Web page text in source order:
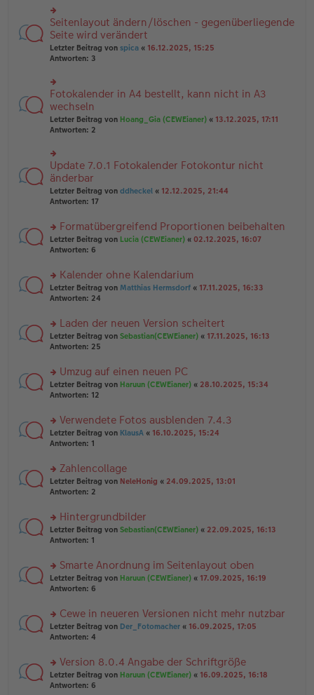
er
B
ei
tr
a
g
el
es
e
n
er
tr
a
g
rs
te
r
u
n
el
es
e
n
er
tr
a
g
Seitenlayout ändern/löschen - gegenüberliegende
Seite wird verändert
Letzter Beitrag von spica « 16.12.2025, 15:25
Antworten: 3
rs
te
r
u
n
el
es
e
n
er
tr
a
g
Fotokalender in A4 bestellt, kann nicht in A3
wechseln
Letzter Beitrag von Hoang_Gia (CEWEianer) « 13.12.2025, 17:11
Antworten: 2
rs
te
r
u
n
el
es
e
B
ei
tr
g
Update 7.0.1 Fotokalender Fotokontur nicht
änderbar
Letzter Beitrag von ddheckel « 12.12.2025, 21:44
Antworten: 17
rs
te
n
g
el
e
n
er
tr
a
g
Formatübergreifend Proportionen beibehalten
Letzter Beitrag von Lucia (CEWEianer) « 02.12.2025, 16:07
Antworten: 6
rs
te
n
g
el
e
n
er
tr
a
g
Kalender ohne Kalendarium
Letzter Beitrag von Matthias Hermsdorf « 17.11.2025, 16:33
Antworten: 24
rs
te
n
g
el
e
n
er
tr
a
g
Laden der neuen Version scheitert
Letzter Beitrag von Sebastian(CEWEianer) « 17.11.2025, 16:13
Antworten: 25
rs
te
n
g
el
e
n
er
tr
a
g
Umzug auf einen neuen PC
Letzter Beitrag von Haruun (CEWEianer) « 28.10.2025, 15:34
Antworten: 12
rs
te
n
g
el
e
n
er
tr
a
g
Verwendete Fotos ausblenden 7.4.3
Letzter Beitrag von KlausA « 16.10.2025, 15:24
Antworten: 1
rs
te
n
g
el
e
n
er
tr
a
g
Zahlencollage
Letzter Beitrag von NeleHonig « 24.09.2025, 13:01
Antworten: 2
rs
te
n
g
el
e
n
er
tr
a
g
Hintergrundbilder
Letzter Beitrag von Sebastian(CEWEianer) « 22.09.2025, 16:13
Antworten: 1
rs
te
n
g
el
e
n
er
Smarte Anordnung im Seitenlayout oben
Letzter Beitrag von Haruun (CEWEianer) « 17.09.2025, 16:19
Antworten: 6
rs
te
n
g
el
Cewe in neueren Versionen nicht mehr nutzbar
Letzter Beitrag von Der_Fotomacher « 16.09.2025, 17:05
Antworten: 4
rs
te
Version 8.0.4 Angabe der Schriftgröße
Letzter Beitrag von Haruun (CEWEianer) « 16.09.2025, 16:18
Antworten: 6